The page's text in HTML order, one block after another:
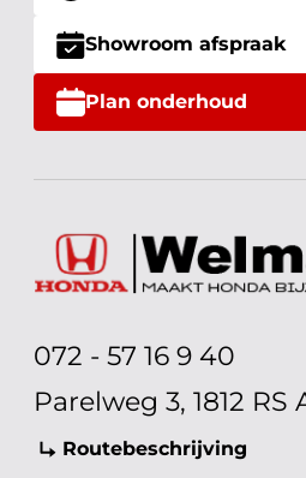
Showroom afspraak
Plan onderhoud
072 - 57 16 9 40
Parelweg 3, 1812 RS
Routebeschrijving